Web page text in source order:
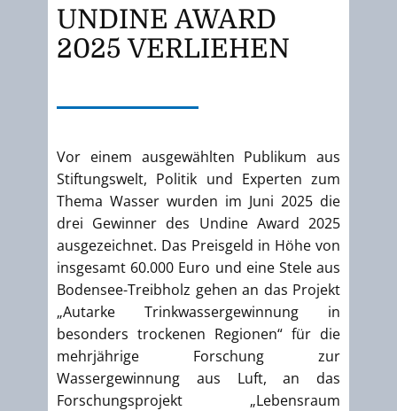
UNDINE AWARD
2025 VERLIEHEN
Vor einem ausgewählten Publikum aus
Stiftungswelt, Politik und Experten zum
Thema Wasser wurden im Juni 2025 die
drei Gewinner des Undine Award 2025
ausgezeichnet. Das Preisgeld in Höhe von
insgesamt 60.000 Euro und eine Stele aus
Bodensee-Treibholz gehen an das Projekt
„Autarke Trinkwassergewinnung in
besonders trockenen Regionen“ für die
mehrjährige Forschung zur
Wassergewinnung aus Luft, an das
Forschungsprojekt „Lebensraum